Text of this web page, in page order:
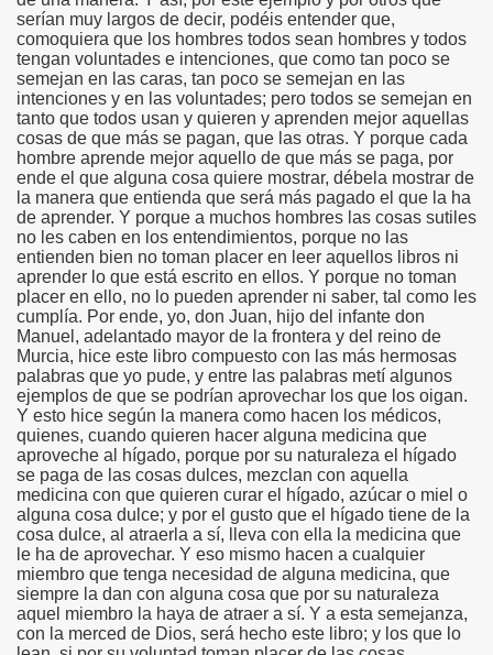
serían muy largos de decir, podéis entender que,
comoquiera que los hombres todos sean hombres y todos
tengan voluntades e intenciones, que como tan poco se
semejan en las caras, tan poco se semejan en las
intenciones y en las voluntades; pero todos se semejan en
tanto que todos usan y quieren y aprenden mejor aquellas
cosas de que más se pagan, que las otras. Y porque cada
hombre aprende mejor aquello de que más se paga, por
ende el que alguna cosa quiere mostrar, débela mostrar de
la manera que entienda que será más pagado el que la ha
de aprender. Y porque a muchos hombres las cosas sutiles
no les caben en los entendimientos, porque no las
entienden bien no toman placer en leer aquellos libros ni
aprender lo que está escrito en ellos. Y porque no toman
placer en ello, no lo pueden aprender ni saber, tal como les
cumplía. Por ende, yo, don Juan, hijo del infante don
Manuel, adelantado mayor de la frontera y del reino de
Murcia, hice este libro compuesto con las más hermosas
palabras que yo pude, y entre las palabras metí algunos
ejemplos de que se podrían aprovechar los que los oigan.
Y esto hice según la manera como hacen los médicos,
quienes, cuando quieren hacer alguna medicina que
aproveche al hígado, porque por su naturaleza el hígado
se paga de las cosas dulces, mezclan con aquella
medicina con que quieren curar el hígado, azúcar o miel o
alguna cosa dulce; y por el gusto que el hígado tiene de la
cosa dulce, al atraerla a sí, lleva con ella la medicina que
le ha de aprovechar. Y eso mismo hacen a cualquier
miembro que tenga necesidad de alguna medicina, que
siempre la dan con alguna cosa que por su naturaleza
aquel miembro la haya de atraer a sí. Y a esta semejanza,
con la merced de Dios, será hecho este libro; y los que lo